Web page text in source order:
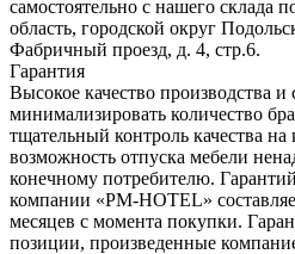
самостоятельно с нашего склада
область, городcкой округ
Фабричный проезд, д. 4, стр.6.
Гарантия
Высокое качество производства и
минимализировать количество
тщательный контроль качества
возможность отпуска мебели
конечному потребителю.
компании «PM-HOTEL»
месяцев с момента покупки.
позиции, произведенные